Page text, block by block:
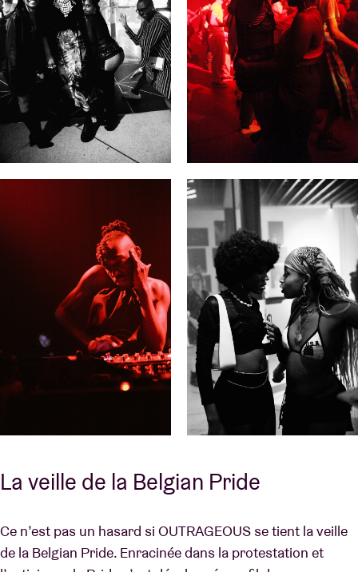
La veille de la Belgian Pride
Ce n’est pas un hasard si OUTRAGEOUS se tient la veille
de la Belgian Pride. Enracinée dans la protestation et